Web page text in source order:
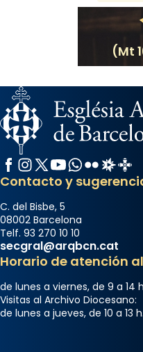
(Mt
Facebook
Instagram
X / Twitter
YouTube
WhatsApp
FlickrRadio
Contacto y
C. del Bisbe, 5
08002 Barcelona
Telf. 93 270 10 10
secgral@arqbcn.cat
Horario de atención
de lunes a viernes, de 9 a 14
Visitas al Archivo Diocesano:
de lunes a jueves, de 10 a 13 h.